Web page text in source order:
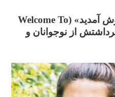
10. «به خانه‌ی عروسک خوش آمدید» (Welcome To
از نوجوانان و